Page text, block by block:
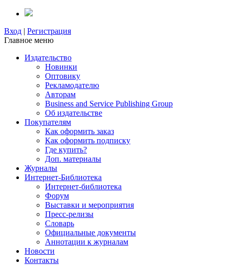
Вход | Регистрация
Главное меню
Издательство
Новинки
Оптовику
Рекламодателю
Авторам
Business and Service Publishing Group
Об издательстве
Покупателям
Как оформить заказ
Как оформить подписку
Где купить?
Доп. материалы
Журналы
Интернет-Библиотека
Интернет-библиотека
Форум
Выставки и мероприятия
Пресс-релизы
Словарь
Официальные документы
Аннотации к журналам
Новости
Контакты